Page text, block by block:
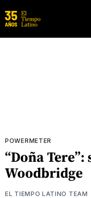
POWERMETER
“Doña
Woodbridge
EL TIEMPO LATINO TEAM